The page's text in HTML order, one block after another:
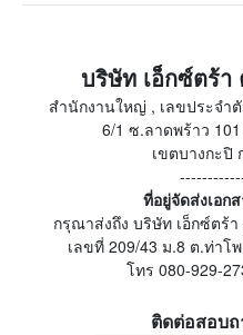
บริษัท เอ็กซ์ตร้า
สำนักงานใหญ่ , เลขประจำ
6/1 ซ.ลาดพร้าว
เขตบางกะปิ
ที่อยู่จัดส่งเอก
กรุณาส่งถึง บริษัท เอ็กซ์ตร้
เลขที่ 209/43 ม.8 ต.ท่าโ
โทร 080-929-
ติดต่อสอบ